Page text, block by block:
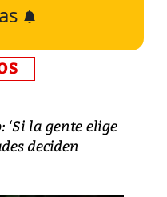
la gente elige
deciden